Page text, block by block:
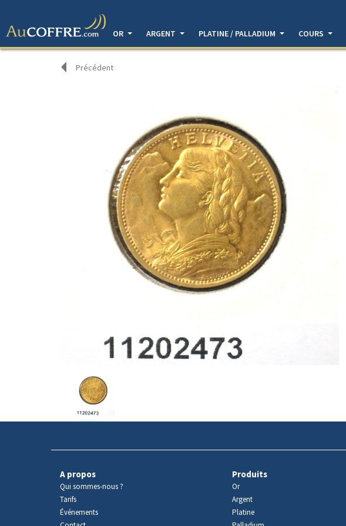
OR
ARGENT PLATINE / PALLADIUM COURS
Précédent
produit
A propos
Qui sommes-nous ?
Tarifs
Événements
Produits
Or
Argent
Platine